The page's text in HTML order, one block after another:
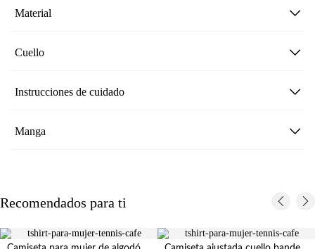
Material
Cuello
Instrucciones de cuidado
Manga
Recomendados para ti